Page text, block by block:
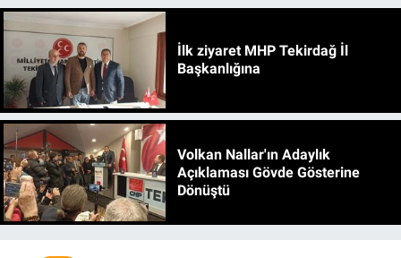
İlk ziyaret MHP Tekirdağ İl
Başkanlığına
Volkan Nallar'ın Adaylık
Açıklaması Gövde Gösterine
Dönüştü